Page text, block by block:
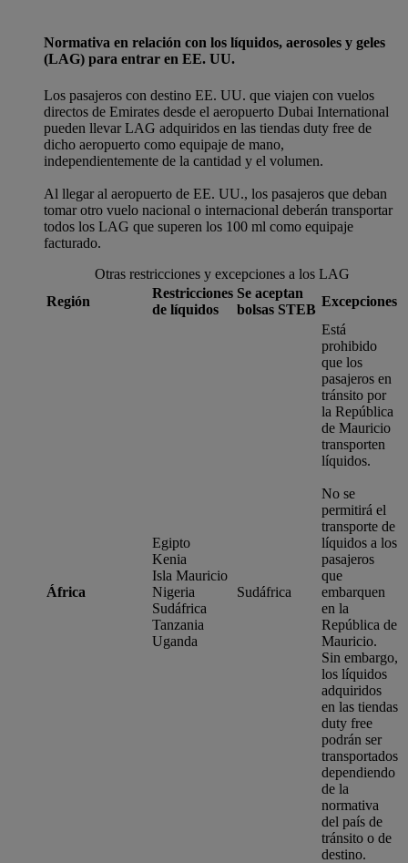
Normativa en relación con los líquidos, aerosoles y geles
(LAG) para entrar en EE. UU.
Los pasajeros con destino EE. UU. que viajen con vuelos
directos de Emirates desde el aeropuerto Dubai International
pueden llevar LAG adquiridos en las tiendas duty free de
dicho aeropuerto como equipaje de mano,
independientemente de la cantidad y el volumen.
Al llegar al aeropuerto de EE. UU., los pasajeros que deban
tomar otro vuelo nacional o internacional deberán transportar
todos los LAG que superen los 100 ml como equipaje
facturado.
Otras restricciones y excepciones a los LAG
Región
Restricciones
de líquidos
Se aceptan
bolsas STEB
Excepciones
África
Egipto
Kenia
Isla Mauricio
Nigeria
Sudáfrica
Tanzania
Uganda
Sudáfrica
Está
prohibido
que los
pasajeros en
tránsito por
la República
de Mauricio
transporten
líquidos.
No se
permitirá el
transporte de
líquidos a los
pasajeros
que
embarquen
en la
República de
Mauricio.
Sin embargo,
los líquidos
adquiridos
en las tiendas
duty free
podrán ser
transportados
dependiendo
de la
normativa
del país de
tránsito o de
destino.